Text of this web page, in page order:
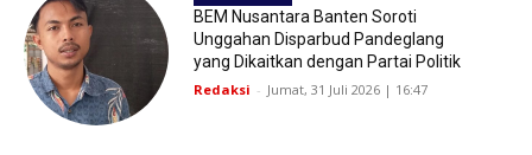
BEM Nusantara Banten Soroti
Unggahan Disparbud Pandeglang
yang Dikaitkan dengan Partai Politik
Redaksi - Jumat, 31 Juli 2026 | 16:47